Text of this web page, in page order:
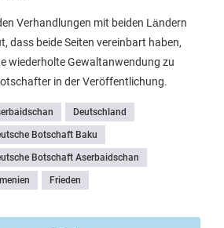
Verhandlungen mit beiden Ländern
dass beide Seiten vereinbart haben,
wiederholte Gewaltanwendung zu
in der Veröffentlichung.
Deutschland
Botschaft Baku
Botschaft Aserbaidschan
Frieden